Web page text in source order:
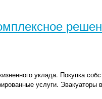
уклада. Покупка
услуги.